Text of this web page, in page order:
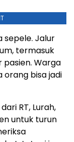
sepele. Jalur
termasuk
Warga
orang bisa jadi
RT, Lurah,
untuk turun